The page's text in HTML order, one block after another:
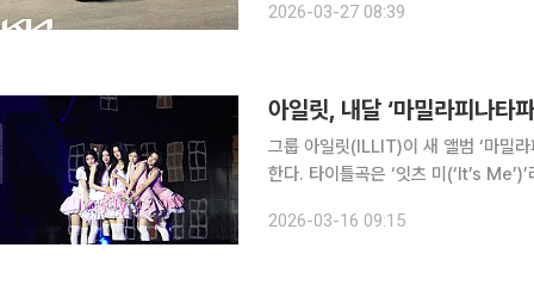
27일 밝혔다. PV5 카고는 ‘올해의
2026-03-27 08:39
아일릿, 내달 ‘마밀라피나타
그룹 아일릿(ILLIT)이 새 앨범 ‘마밀
한다. 타이틀곡은 ‘잇츠 미(‘It’s Me’)’라고 소
트♥︎’ 인 서울(ILLIT LIV
2026-03-16 09:15